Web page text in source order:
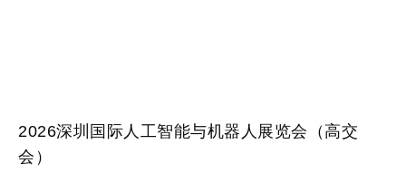
2026深圳国际人工智能与机器人展览会（高交
会）